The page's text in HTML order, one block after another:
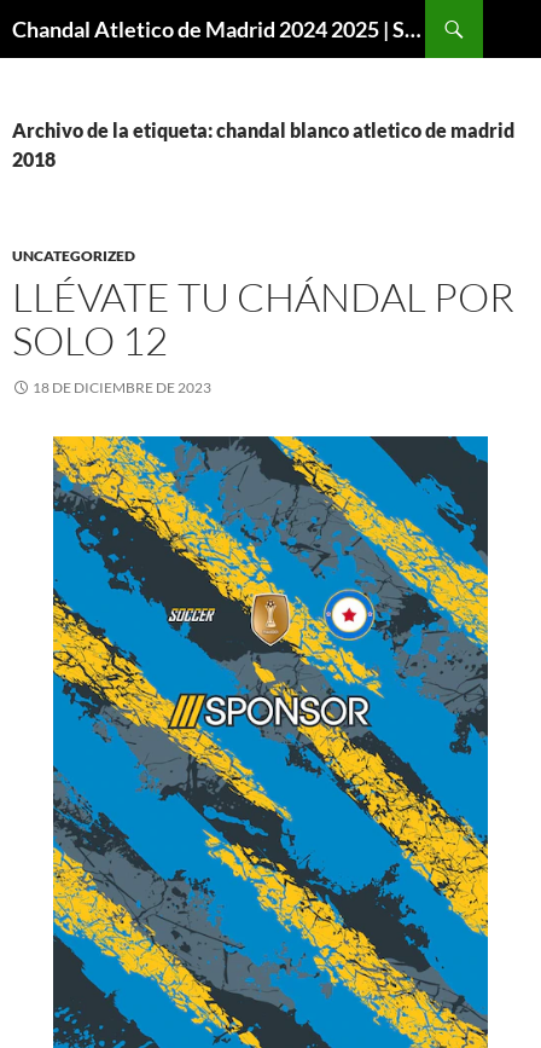
Chandal Atletico de Madrid 2024 2025 | SuperVigo
Archivo de la etiqueta: chandal blanco atletico de madrid
2018
UNCATEGORIZED
LLÉVATE TU CHÁNDAL POR
SOLO 12
18 DE DICIEMBRE DE 2023